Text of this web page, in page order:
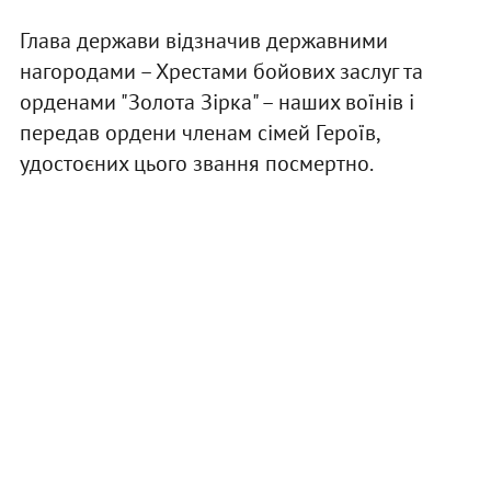
Глава держави відзначив державними
нагородами – Хрестами бойових заслуг та
орденами "Золота Зірка" – наших воїнів і
передав ордени членам сімей Героїв,
удостоєних цього звання посмертно.